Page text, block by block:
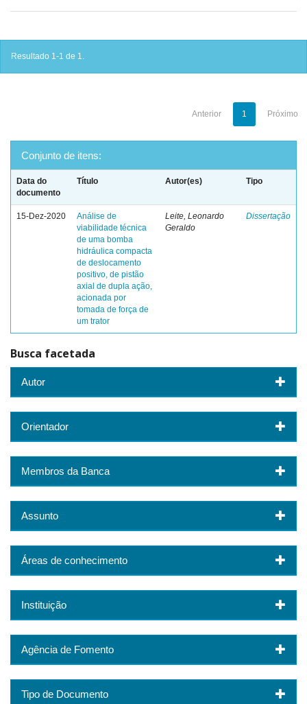
Resultado 1-1 de 1.
Anterior 1 Próximo
Conjunto de itens:
Data do
documento
Título Autor(es) Tipo
15-Dez-2020
Análise de
viabilidade técnica
de uma bomba
hidráulica compacta
de deslocamento
positivo, de pistão
axial de dupla ação,
acionada por
tomada de força de
um trator
Leite, Leonardo
Geraldo
Dissertação
Busca facetada
Autor
Orientador
Membros da Banca
Assunto
Áreas de conhecimento
Instituição
Agência de Fomento
Tipo de Documento